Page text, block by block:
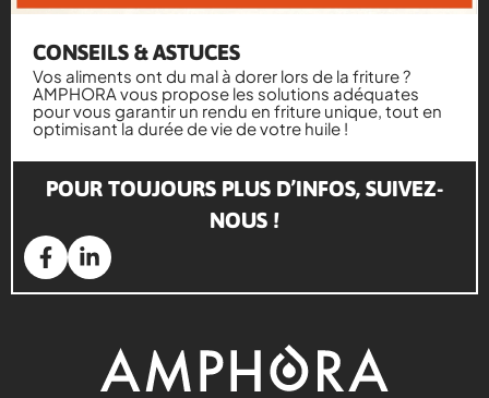
CONSEILS & ASTUCES
Vos aliments ont du mal à dorer lors de la friture ?
AMPHORA vous propose les solutions adéquates
pour vous garantir un rendu en friture unique, tout en
optimisant la durée de vie de votre huile !
POUR TOUJOURS PLUS D’INFOS, SUIVEZ-
NOUS !